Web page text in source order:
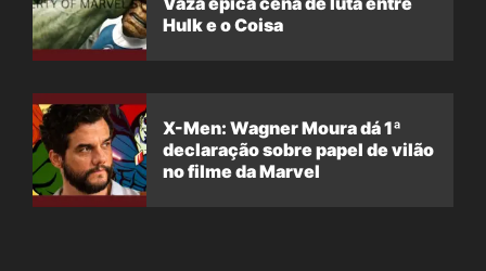
Hulk e o Coisa
X-Men: Wagner Moura dá 1ª
declaração sobre papel de vilão
no filme da Marvel